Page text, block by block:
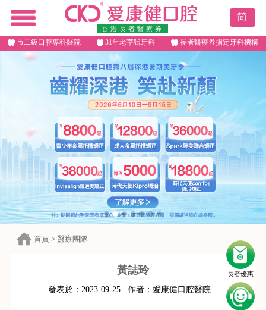
香港長者醫療券
简
市二級口腔專科醫院 31年老字號牙科 長者醫療券指定牙科機構
長者優惠
首頁 > 毉療團隊
黃誌玲
發表於： 2023-09-25 作者： 愛康健口腔醫院